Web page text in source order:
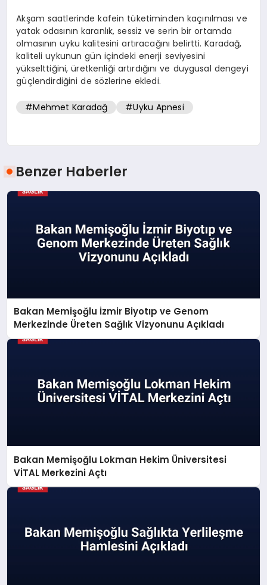
Akşam saatlerinde kafein tüketiminden kaçınılması ve
yatak odasının karanlık, sessiz ve serin bir ortamda
olmasının uyku kalitesini artıracağını belirtti. Karadağ,
kaliteli uykunun gün içindeki enerji seviyesini
yükselttiğini, üretkenliği artırdığını ve duygusal dengeyi
güçlendirdiğini de sözlerine ekledi.
#Mehmet Karadağ #Uyku Apnesi
Benzer Haberler
Bakan Memişoğlu İzmir Biyotıp ve Genom
Merkezinde Üreten Sağlık Vizyonunu Açıkladı
Bakan Memişoğlu Lokman Hekim Üniversitesi
VİTAL Merkezini Açtı